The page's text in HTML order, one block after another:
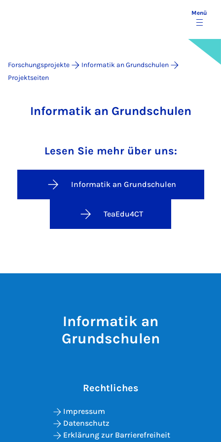
Menü
Forschungsprojekte
Informatik an Grundschulen
Projektseiten
Informatik an Grundschulen
Lesen Sie mehr über uns:
Informatik an Grundschulen
TeaEdu4CT
Informatik an
Grundschulen
Rechtliches
Impressum
Datenschutz
Erklärung zur Barrierefreiheit